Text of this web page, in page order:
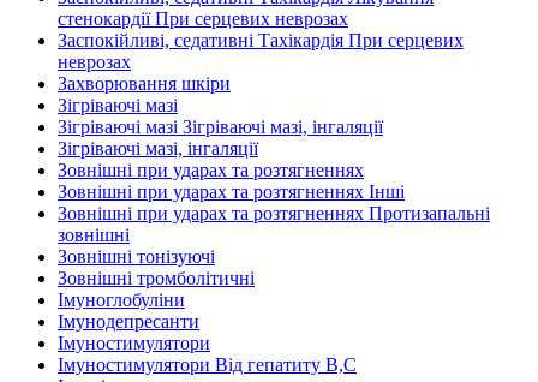
стенокардії При серцевих неврозах
Заспокійливі, седативні Тахікардія При серцевих
неврозах
Захворювання шкіри
Зігріваючі мазі
Зігріваючі мазі Зігріваючі мазі, інгаляції
Зігріваючі мазі, інгаляції
Зовнішні при ударах та розтягненнях
Зовнішні при ударах та розтягненнях Інші
Зовнішні при ударах та розтягненнях Протизапальні
зовнішні
Зовнішні тонізуючі
Зовнішні тромболітичні
Імуноглобуліни
Імунодепресанти
Імуностимулятори
Імуностимулятори Від гепатиту В,С